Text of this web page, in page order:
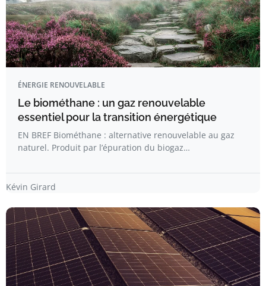
ÉNERGIE RENOUVELABLE
Le biométhane : un gaz renouvelable
essentiel pour la transition énergétique
EN BREF Biométhane : alternative renouvelable au gaz
naturel. Produit par l’épuration du biogaz…
Kévin Girard